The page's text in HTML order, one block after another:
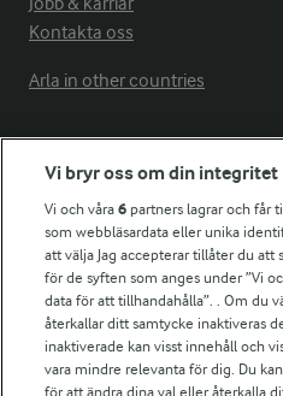
Kontakta oss
Arla in other countries
Fler Arlasajter
För ägare
Arlas kundportal
Arla.com
Falbygdens Ost
Arla webbshop
Bildbank
Vi bryr oss om din integritet
Vi och våra6 partners lagrar och får
som webbläsardata eller unika
att välja Jag accepterar tillåter du att
för de syften som anges under ”Vi
data för att tillhandahålla”. . Om du
återkallar ditt samtycke inaktiveras
inaktiverade kan visst innehåll och
vara mindre relevanta för dig. Du
för att ändra dina val eller återkalla